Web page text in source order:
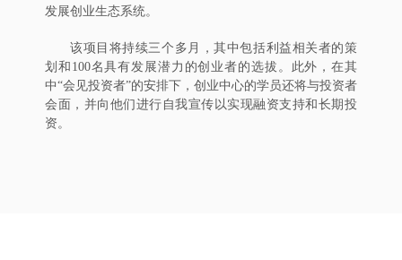
发展创业生态系统。
该项目将持续三个多月，其中包括利益相关者的策
划和100名具有发展潜力的创业者的选拔。此外，在其
中“会见投资者”的安排下，创业中心的学员还将与投资者
会面，并向他们进行自我宣传以实现融资支持和长期投
资。